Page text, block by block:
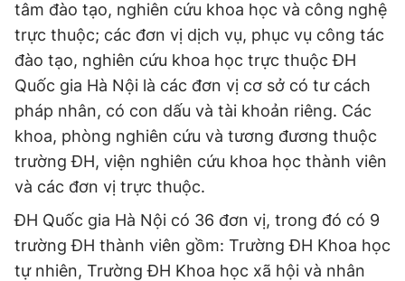
tâm đào tạo, nghiên cứu khoa học và công nghệ
trực thuộc; các đơn vị dịch vụ, phục vụ công tác
đào tạo, nghiên cứu khoa học trực thuộc ĐH
Quốc gia Hà Nội là các đơn vị cơ sở có tư cách
pháp nhân, có con dấu và tài khoản riêng. Các
khoa, phòng nghiên cứu và tương đương thuộc
trường ĐH, viện nghiên cứu khoa học thành viên
và các đơn vị trực thuộc.
ĐH Quốc gia Hà Nội có 36 đơn vị, trong đó có 9
trường ĐH thành viên gồm: Trường ĐH Khoa học
tự nhiên, Trường ĐH Khoa học xã hội và nhân